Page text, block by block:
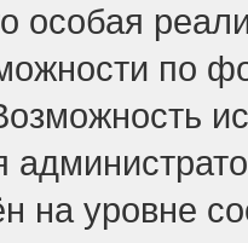
особая
по
на уровне